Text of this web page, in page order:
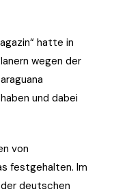
hatte in
wegen der
und dabei
von
festgehalten. Im
deutschen